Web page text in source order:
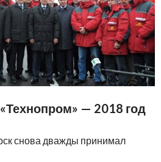
— 2018 год
снова дважды принимал